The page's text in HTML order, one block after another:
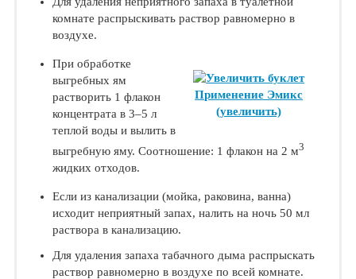
комнате распрыскивать раствор равномерно в
воздухе.
Применение Эмикс
(увеличить)
При обработке
выгребных ям
растворить 1 флакон
концентрата в 3–5 л
теплой воды и вылить в
выгребную яму. Соотношение: 1 флакон на 2 м3
жидких отходов.
Если из канализации (мойка, раковина, ванна)
исходит неприятный запах, налить на ночь 50 мл
раствора в канализацию.
Для удаления запаха табачного дыма распрыскать
раствор равномерно в воздухе по всей комнате.